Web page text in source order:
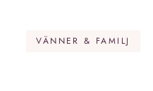
VÄNNER & FAMILJ